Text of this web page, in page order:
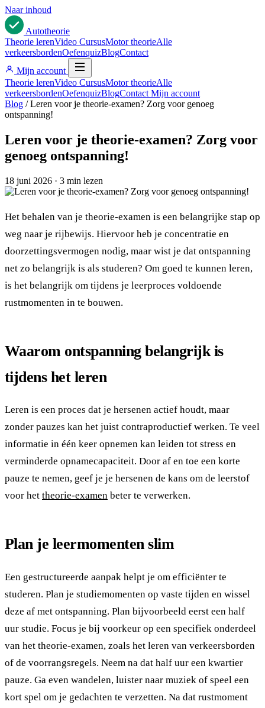
Naar inhoud
Autotheorie
Theorie lerenVideo CursusMotor theorieAlle
verkeersbordenOefenquizBlogContact
Mijn account
Theorie lerenVideo CursusMotor theorieAlle
verkeersbordenOefenquizBlogContact Mijn account
Blog / Leren voor je theorie-examen? Zorg voor genoeg
ontspanning!
Leren voor je theorie-examen? Zorg voor
genoeg ontspanning!
18 juni 2026 · 3 min lezen
Het behalen van je theorie-examen is een belangrijke stap op
weg naar je rijbewijs. Hiervoor heb je concentratie en
doorzettingsvermogen nodig, maar wist je dat ontspanning
net zo belangrijk is als studeren? Om goed te kunnen leren,
is het belangrijk om tijdens je leerproces voldoende
rustmomenten in te bouwen.
Waarom ontspanning belangrijk is
tijdens het leren
Leren is een proces dat je hersenen actief houdt, maar
zonder pauzes kan het juist contraproductief werken. Te veel
informatie in één keer opnemen kan leiden tot stress en
verminderde opnamecapaciteit. Door af en toe een korte
pauze te nemen, geef je je hersenen de kans om de leerstof
voor het theorie-examen beter te verwerken.
Plan je leermomenten slim
Een gestructureerde aanpak helpt je om efficiënter te
studeren. Plan je studiemomenten op vaste tijden en wissel
deze af met ontspanning. Plan bijvoorbeeld eerst een half
uur studie. Focus je bij voorkeur op een specifiek onderdeel
van het theorie-examen, zoals het leren van verkeersborden
of de voorrangsregels. Neem na dat half uur een kwartier
pauze. Ga even wandelen, luister naar muziek of speel een
kort spel om je gedachten te verzetten. Na dat rustmoment